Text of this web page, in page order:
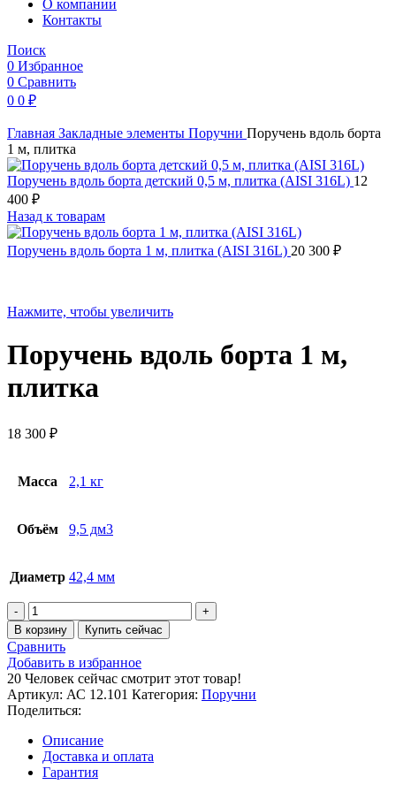
O компании
Контакты
Поиск
0 Избранное
0 Сравнить
0 0 ₽
Главная Закладные элементы Поручни Поручень вдоль борта
1 м, плитка
Поручень вдоль борта детский 0,5 м, плитка (AISI 316L) 12
400 ₽
Назад к товарам
Поручень вдоль борта 1 м, плитка (AISI 316L) 20 300 ₽
Нажмите, чтобы увеличить
Поручень вдоль борта 1 м,
плитка
18 300 ₽
Масса 2,1 кг
Объём 9,5 дм3
Диаметр 42,4 мм
В корзину Купить сейчас
Сравнить
Добавить в избранное
20 Человек сейчас смотрит этот товар!
Артикул: АС 12.101 Категория: Поручни
Поделиться:
Описание
Доставка и оплата
Гарантия